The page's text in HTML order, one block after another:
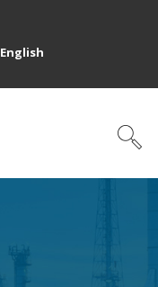
English